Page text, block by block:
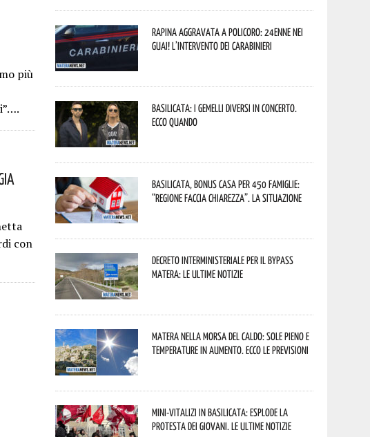
più
con
Rapina aggravata a Policoro: 24enne nei
guai! L’intervento dei Carabinieri
Basilicata: i Gemelli DiVersi in concerto.
Ecco quando
Basilicata, Bonus casa per 450 famiglie:
“Regione faccia chiarezza”. La situazione
Decreto interministeriale per il Bypass
Matera: le ultime notizie
Matera nella morsa del caldo: sole pieno e
temperature in aumento. Ecco le previsioni
Mini-vitalizi in Basilicata: esplode la
protesta dei giovani. Le ultime notizie